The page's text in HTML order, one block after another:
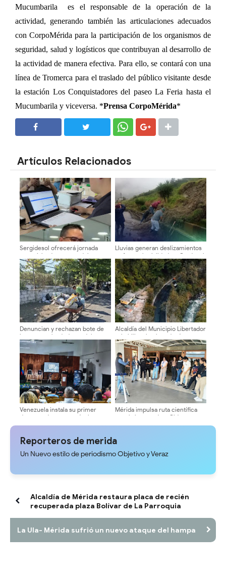
Mucumbarila es el responsable de la operación de la
actividad, generando también las articulaciones adecuados
con CorpoMérida para la participación de los organismos de
seguridad, salud y logísticos que contribuyan al desarrollo de
la actividad de manera efectiva. Para ello, se contará con una
línea de Tromerca para el traslado del público visitante desde
la estación Los Conquistadores del paseo La Feria hasta el
Mucumbarila y viceversa. *Prensa CorpoMérida*
Artículos Relacionados
Sergidesol ofrecerá jornada
especial y descuento del 20%
En el pago del servicio de aseo
urbano en la Plaza Belén
Lluvias generan deslizamientos
y afectan la vialidad en Cardenal
Quintero
Denuncian y rechazan bote de
basura en alrededores del
Terminal Vigíense
Alcaldía del Municipio Libertador
rehabilita el enlace Jesús
Manuel Gámez Arellano
Venezuela instala su primer
detector de astropartículas en
los Andes
Mérida impulsa ruta científica
para la juventud en Cidata
Reporteros de merida
Un Nuevo estilo de periodismo Objetivo y Veraz
Alcaldía de Mérida restaura placa de recién
recuperada plaza Bolívar de La Parroquia
La Ula- Mérida sufrió un nuevo ataque del hampa